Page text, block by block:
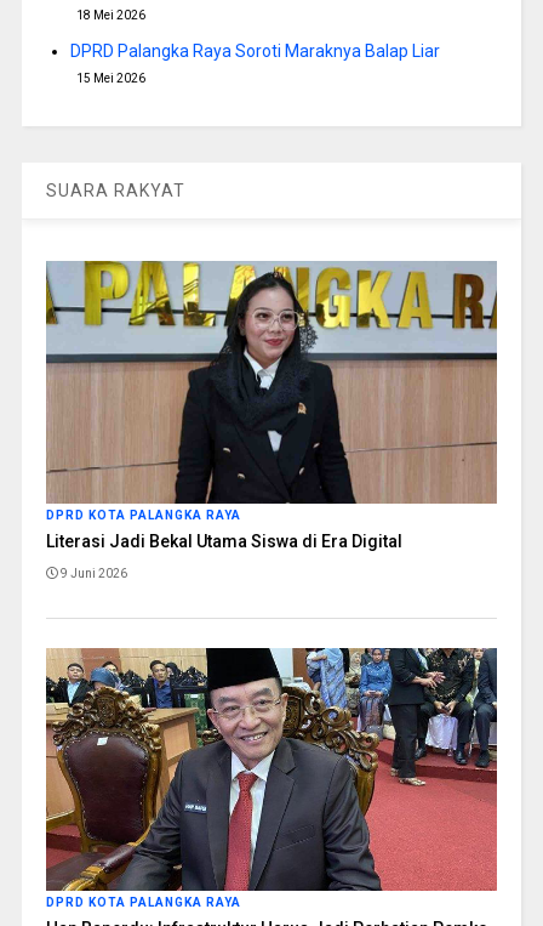
18 Mei 2026
DPRD Palangka Raya Soroti Maraknya Balap Liar
15 Mei 2026
SUARA RAKYAT
DPRD KOTA PALANGKA RAYA
Literasi Jadi Bekal Utama Siswa di Era Digital
9 Juni 2026
DPRD KOTA PALANGKA RAYA